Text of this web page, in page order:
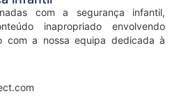
com a segurança infantil,
inapropriado envolvendo
com a nossa equipa dedicada à